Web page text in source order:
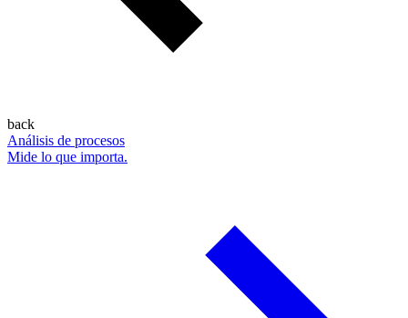
back
Análisis de procesos
Mide lo que importa.